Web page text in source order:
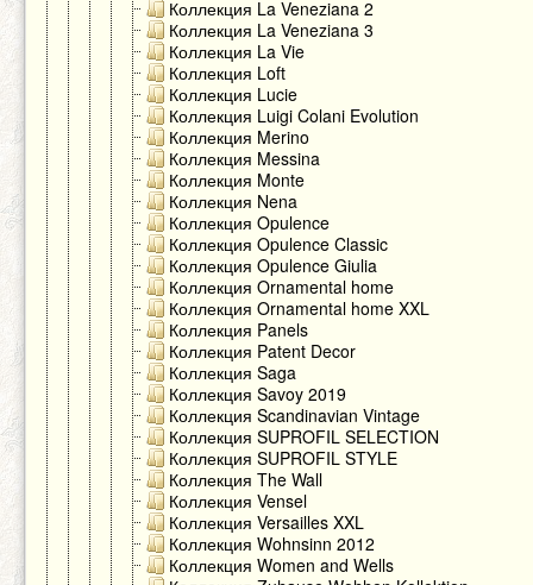
Коллекция La Veneziana 2
Коллекция La Veneziana 3
Коллекция La Vie
Коллекция Loft
Коллекция Lucie
Коллекция Luigi Colani Evolution
Коллекция Merino
Коллекция Messina
Коллекция Monte
Коллекция Nena
Коллекция Opulence
Коллекция Opulence Classic
Коллекция Opulence Giulia
Коллекция Ornamental home
Коллекция Ornamental home XXL
Коллекция Panels
Коллекция Patent Decor
Коллекция Saga
Коллекция Savoy 2019
Коллекция Scandinavian Vintage
Коллекция SUPROFIL SELECTION
Коллекция SUPROFIL STYLE
Коллекция The Wall
Коллекция Vensel
Коллекция Versailles XXL
Коллекция Wohnsinn 2012
Коллекция Women and Wells